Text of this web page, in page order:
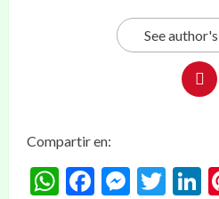
See
Compartir en:
WhatsApp
Facebook